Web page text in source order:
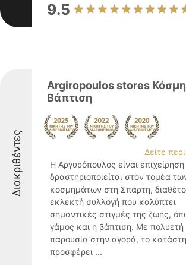
9.5
Διακριθέντες
Argiropoulos stores
Βάπτιση
Δείτε
Η Αργυρόπουλος είναι
δραστηριοποιείται στον τομέα
κοσμημάτων στη Σπάρτη,
εκλεκτή συλλογή που καλύπτει
σημαντικές στιγμές της ζωής,
γάμος και η βάπτιση. Με πολυετή
παρουσία στην αγορά, το
προσφέρει ...